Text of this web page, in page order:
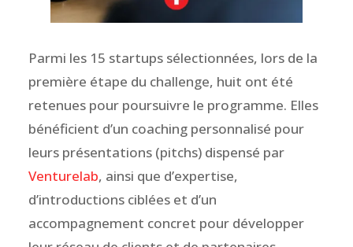
Parmi les 15 startups sélectionnées, lors de la
première étape du challenge, huit ont été
retenues pour poursuivre le programme. Elles
bénéficient d’un coaching personnalisé pour
leurs présentations (pitchs) dispensé par
Venturelab, ainsi que d’expertise,
d’introductions ciblées et d’un
accompagnement concret pour développer